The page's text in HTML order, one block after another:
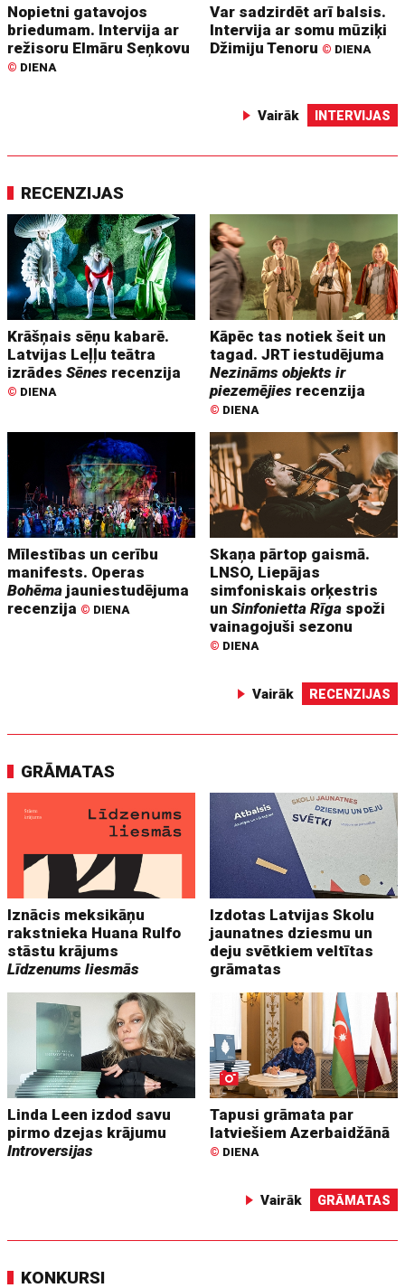
Nopietni gatavojos
briedumam. Intervija ar
režisoru Elmāru Seņkovu
© DIENA
Var sadzirdēt arī balsis.
Intervija ar somu mūziķi
Džimiju Tenoru © DIENA
Vairāk INTERVIJAS
RECENZIJAS
Krāšņais sēņu kabarē.
Latvijas Leļļu teātra
izrādesSēnes recenzija
© DIENA
Kāpēc tas notiek šeit un
tagad. JRT iestudējuma
Nezināms objekts ir
piezemējies recenzija
© DIENA
Mīlestības un cerību
manifests. Operas
Bohēma jauniestudējuma
recenzija © DIENA
Skaņa pārtop gaismā.
LNSO, Liepājas
simfoniskais orķestris
unSinfonietta Rīga spoži
vainagojuši sezonu
© DIENA
Vairāk RECENZIJAS
GRĀMATAS
Iznācis meksikāņu
rakstnieka Huana Rulfo
stāstu krājums
Līdzenums liesmās
Izdotas Latvijas Skolu
jaunatnes dziesmu un
deju svētkiem veltītas
grāmatas
Linda Leen izdod savu
pirmo dzejas krājumu
Introversijas
Tapusi grāmata par
latviešiem Azerbaidžānā
© DIENA
Vairāk GRĀMATAS
KONKURSI